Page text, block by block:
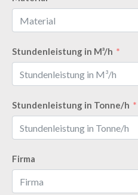
Stundenleistung in M³/h
Stundenleistung in Tonne/h
Firma